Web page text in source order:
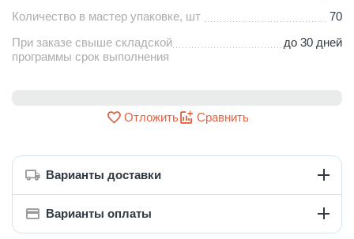
Количество в мастер упаковке, шт
70
При заказе свыше складской
программы срок выполнения
до 30 дней
Отложить Сравнить
Варианты доставки
Варианты оплаты